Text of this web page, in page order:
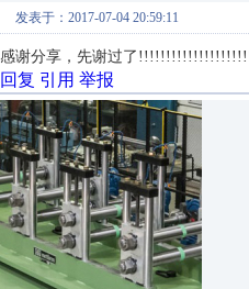
发表于：2017-07-04 20:59:11
感谢分享，先谢过了
回复 引用 举报